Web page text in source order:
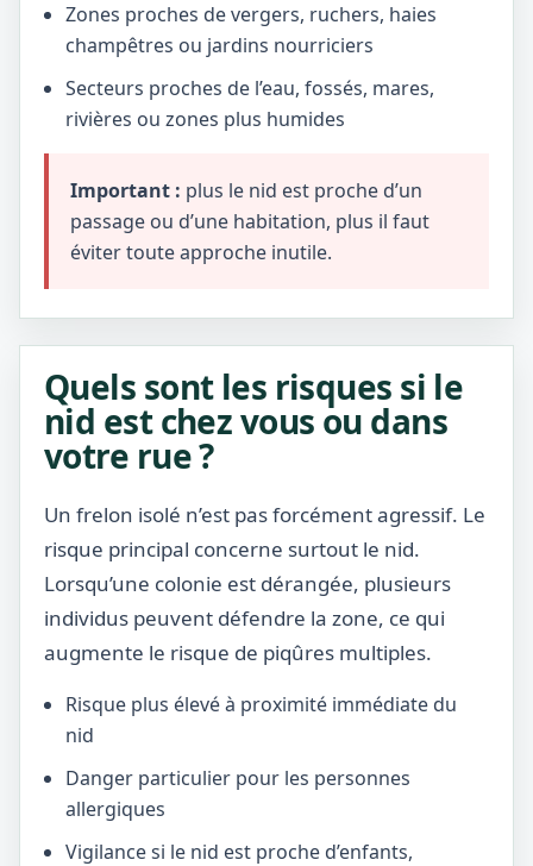
Zones proches de vergers, ruchers, haies
champêtres ou jardins nourriciers
Secteurs proches de l’eau, fossés, mares,
rivières ou zones plus humides
Important : plus le nid est proche d’un
passage ou d’une habitation, plus il faut
éviter toute approche inutile.
Quels sont les risques si le
nid est chez vous ou dans
votre rue ?
Un frelon isolé n’est pas forcément agressif. Le
risque principal concerne surtout le nid.
Lorsqu’une colonie est dérangée, plusieurs
individus peuvent défendre la zone, ce qui
augmente le risque de piqûres multiples.
Risque plus élevé à proximité immédiate du
nid
Danger particulier pour les personnes
allergiques
Vigilance si le nid est proche d’enfants,